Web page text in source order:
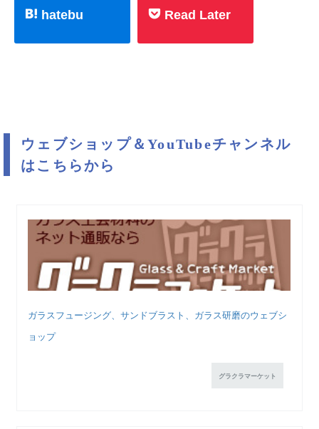
hatebu Read Later
ウェブショップ＆YouTubeチャンネル
はこちらから
ガラスフュージング、サンドブラスト、ガラス研磨のウェブシ
ョップ
グラクラマーケット